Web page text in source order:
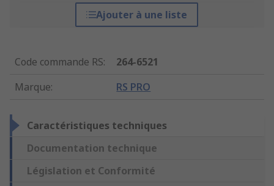
Ajouter à une liste
Code commande RS:
264-6521
Marque: RS PRO
Caractéristiques techniques
Documentation technique
Législation et Conformité